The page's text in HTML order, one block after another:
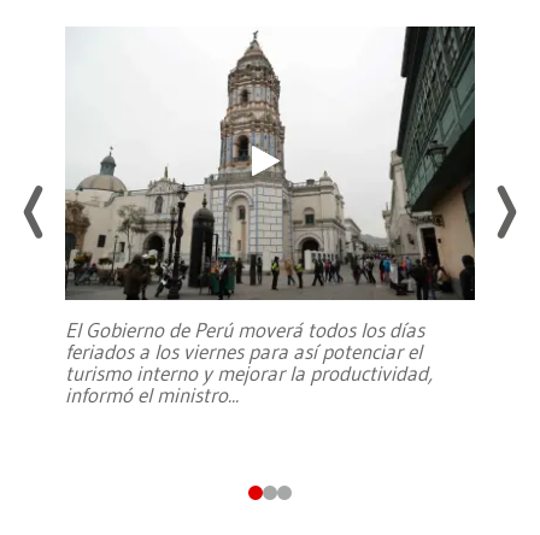
El Gobierno de Perú moverá todos los días
feriados a los viernes para así potenciar el
turismo interno y mejorar la productividad,
informó el ministro...